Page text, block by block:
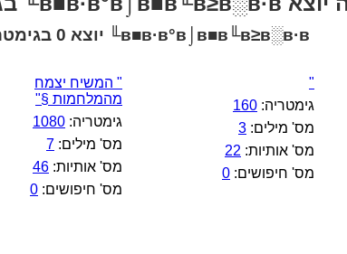
в■в·в°в⌡в■в╙в≥в░в·в╙ יוצא 0 בגימטריה
"
גימטריה: 160
מס' מילים: 3
מס' אותיות: 22
מס' חיפושים: 0
" המשיח יצמח
מהמלחמות §"
גימטריה: 1080
מס' מילים: 7
מס' אותיות: 46
מס' חיפושים: 0